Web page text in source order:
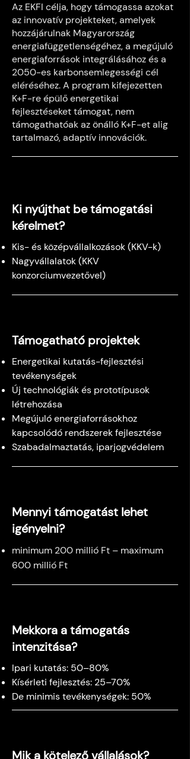
Az EKFI célja, hogy támogassa azokat
az innovatív projekteket, amelyek
hozzájárulnak Magyarország
energiafüggetlenségéhez, a megújuló
energiaforrások integrálásához és a
2050-es karbonsemlegességi cél
eléréséhez. A program kifejezetten
K+F-re épülő energetikai
fejlesztéseket támogat, nem
támogathatóak az önálló K+F-et alig
tartalmazó, adaptív innovációk.
Ki nyújthat be támogatási
kérelmet?
Kis- és középvállalkozások (KKV-k)
Nagyvállalatok (KKV
konzorciumvezetővel)
Támogatható projektek
Energetikai kutatás-fejlesztési
tevékenységek
Új technológiák és prototípusok
létrehozása
Megújuló energiaforrásokhoz
kapcsolódó rendszerek fejlesztése
Szabadalmaztatás, iparjogvédelem
Mennyi támogatást lehet
igényelni?
minimum 200 millió Ft – maximum
600 millió Ft
Mekkora a támogatás
intenzitása?
Ipari kutatás: 50–80%
Kísérleti fejlesztés: 25–70%
De minimis tevékenységek: 50%
Mik a kötelező vállalások?